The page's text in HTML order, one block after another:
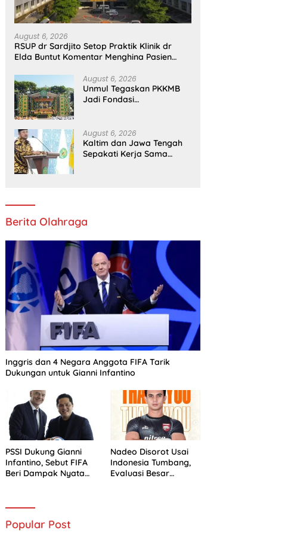
Malaysia Buka Suara
21 Bahasa Ini Bakal Jadi
Tetangga RI
August 6, 2026
RSUP dr Sardjito Setop Praktik Klinik dr
Elda Buntut Komentar Menghina Pasien
August 6, 2026
Unmul Tegaskan PKKMB
Jadi Fondasi
August 6, 2026
Kaltim dan Jawa Tengah
Sepakati Kerja Sama
Berita Olahraga
Inggris dan 4 Negara Anggota FIFA Tarik
Dukungan untuk Gianni Infantino
PSSI Dukung Gianni
Infantino, Sebut FIFA
Beri Dampak Nyata
Nadeo Disorot Usai
Indonesia Tumbang,
Evaluasi Besar
Popular Post